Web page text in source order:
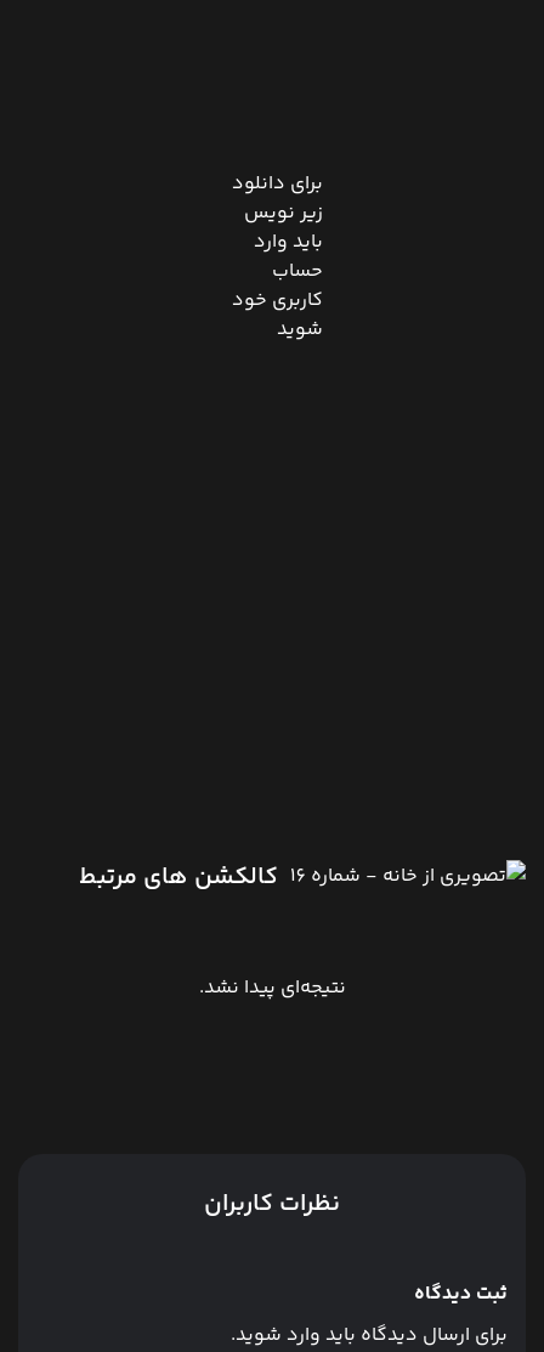
برای دانلود
زیر نویس
باید وارد
حساب
کاربری خود
شوید
کالکشن های مرتبط
نتیجه‌ای پیدا نشد.
نظرات کاربران
ثبت دیدگاه
برای ارسال دیدگاه باید وارد شوید.